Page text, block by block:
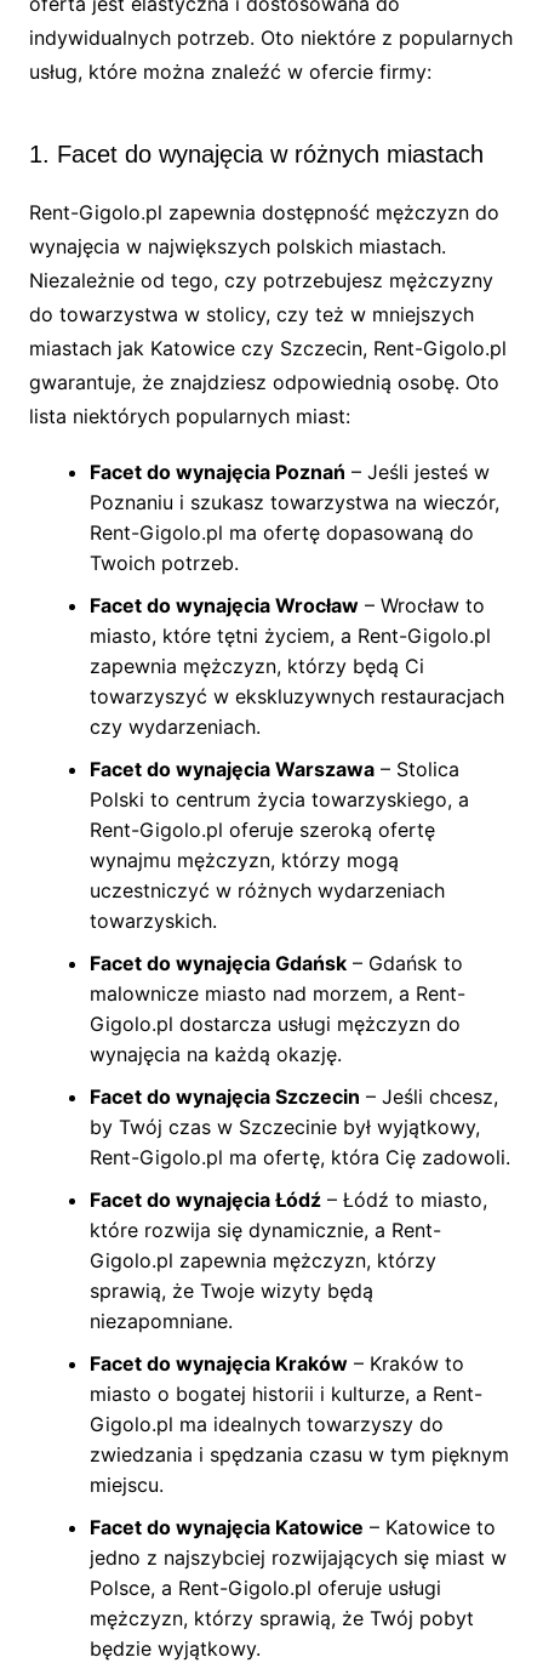
indywidualnych potrzeb. Oto niektóre z popularnych
usług, które można znaleźć w ofercie firmy:
1. Facet do wynajęcia w różnych miastach
Rent-Gigolo.pl zapewnia dostępność mężczyzn do
wynajęcia w największych polskich miastach.
Niezależnie od tego, czy potrzebujesz mężczyzny
do towarzystwa w stolicy, czy też w mniejszych
miastach jak Katowice czy Szczecin, Rent-Gigolo.pl
gwarantuje, że znajdziesz odpowiednią osobę. Oto
lista niektórych popularnych miast:
Facet do wynajęcia Poznań – Jeśli jesteś w
Poznaniu i szukasz towarzystwa na wieczór,
Rent-Gigolo.pl ma ofertę dopasowaną do
Twoich potrzeb.
Facet do wynajęcia Wrocław– Wrocław to
miasto, które tętni życiem, a Rent-Gigolo.pl
zapewnia mężczyzn, którzy będą Ci
towarzyszyć w ekskluzywnych restauracjach
czy wydarzeniach.
Facet do wynajęcia Warszawa– Stolica
Polski to centrum życia towarzyskiego, a
Rent-Gigolo.pl oferuje szeroką ofertę
wynajmu mężczyzn, którzy mogą
uczestniczyć w różnych wydarzeniach
towarzyskich.
Facet do wynajęcia Gdańsk– Gdańsk to
malownicze miasto nad morzem, a Rent-
Gigolo.pl dostarcza usługi mężczyzn do
wynajęcia na każdą okazję.
Facet do wynajęcia Szczecin – Jeśli chcesz,
by Twój czas w Szczecinie był wyjątkowy,
Rent-Gigolo.pl ma ofertę, która Cię zadowoli.
Facet do wynajęcia Łódź– Łódź to miasto,
które rozwija się dynamicznie, a Rent-
Gigolo.pl zapewnia mężczyzn, którzy
sprawią, że Twoje wizyty będą
niezapomniane.
Facet do wynajęcia Kraków– Kraków to
miasto o bogatej historii i kulturze, a Rent-
Gigolo.pl ma idealnych towarzyszy do
zwiedzania i spędzania czasu w tym pięknym
miejscu.
Facet do wynajęcia Katowice – Katowice to
jedno z najszybciej rozwijających się miast w
Polsce, a Rent-Gigolo.pl oferuje usługi
mężczyzn, którzy sprawią, że Twój pobyt
będzie wyjątkowy.